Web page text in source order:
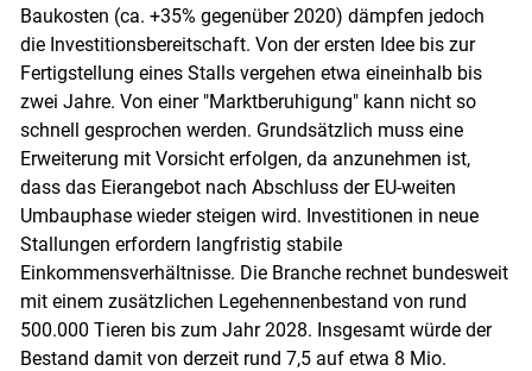
Baukosten (ca. +35% gegenüber 2020) dämpfen jedoch
die Investitionsbereitschaft. Von der ersten Idee bis zur
Fertigstellung eines Stalls vergehen etwa eineinhalb bis
zwei Jahre. Von einer "Marktberuhigung" kann nicht so
schnell gesprochen werden. Grundsätzlich muss eine
Erweiterung mit Vorsicht erfolgen, da anzunehmen ist,
dass das Eierangebot nach Abschluss der EU-weiten
Umbauphase wieder steigen wird. Investitionen in neue
Stallungen erfordern langfristig stabile
Einkommensverhältnisse. Die Branche rechnet bundesweit
mit einem zusätzlichen Legehennenbestand von rund
500.000 Tieren bis zum Jahr 2028. Insgesamt würde der
Bestand damit von derzeit rund 7,5 auf etwa 8 Mio.